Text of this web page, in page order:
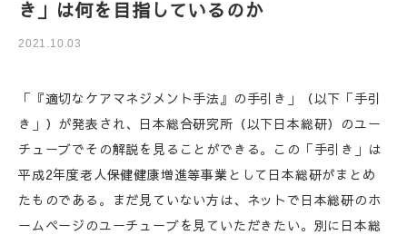
き」は何を目指しているのか
2021.10.03
「『適切なケアマネジメント手法』の手引き」（以下「手引
き」）が発表され、日本総合研究所（以下日本総研）のユー
チューブでその解説を見ることができる。この「手引き」は
平成2年度老人保健健康増進等事業として日本総研がまとめ
たものである。まだ見ていない方は、ネットで日本総研のホ
ームページのユーチューブを見ていただきたい。別に日本総